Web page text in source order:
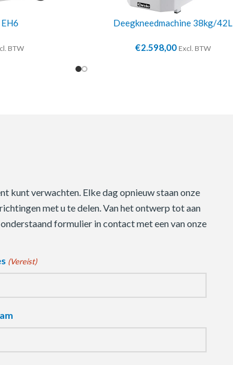
BTW
Deegkneedmachine 38kg/42L
€2.598,00 Excl. BTW
kunt verwachten. Elke dag opnieuw staan onze
met u te delen. Van het ontwerp tot aan
formulier in contact met een van onze
(Vereist)